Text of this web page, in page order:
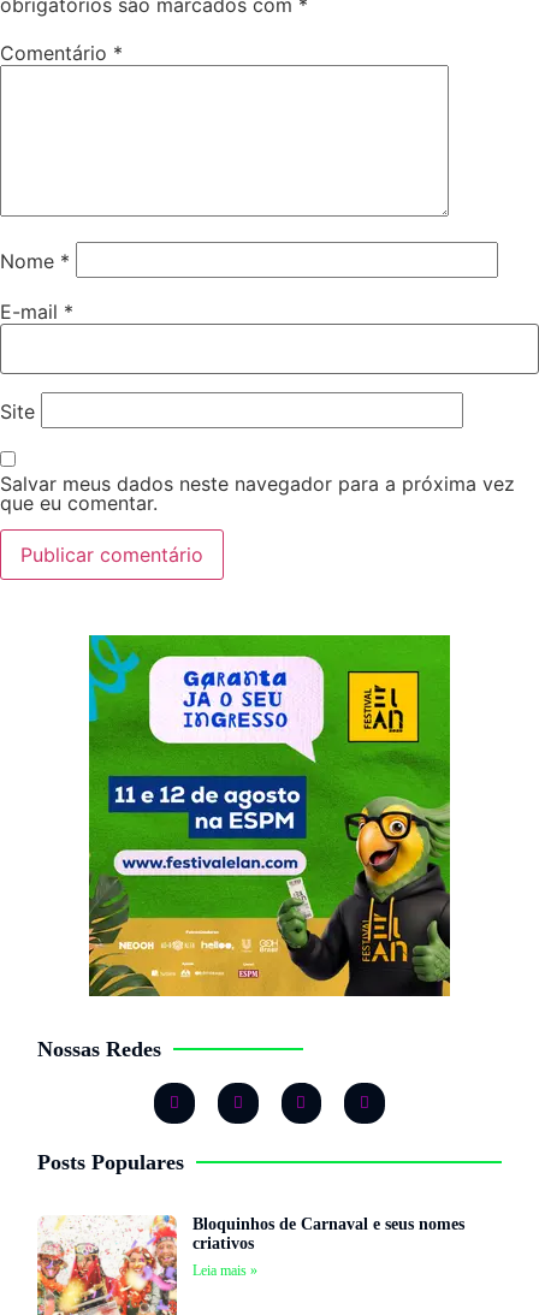
Comentário *
Nome *
E-mail *
Site
Salvar meus dados neste navegador para a próxima vez
que eu comentar.
Nossas Redes
Posts Populares
Bloquinhos de Carnaval e seus nomes
criativos
Leia mais »